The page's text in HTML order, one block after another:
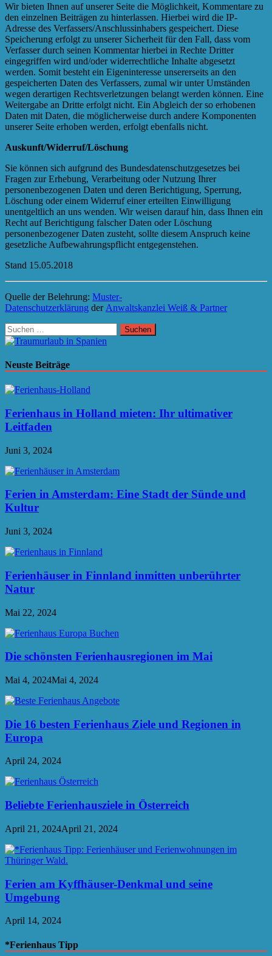
Wir bieten Ihnen auf unserer Seite die Möglichkeit, Kommentare zu
den einzelnen Beiträgen zu hinterlassen. Hierbei wird die IP-
Adresse des Verfassers/Anschlussinhabers gespeichert. Diese
Speicherung erfolgt zu unserer Sicherheit für den Fall, dass vom
Verfasser durch seinen Kommentar hierbei in Rechte Dritter
eingegriffen wird und/oder widerrechtliche Inhalte abgesetzt
werden. Somit besteht ein Eigeninteresse unsererseits an den
gespeicherten Daten des Verfassers, zumal wir unter Umständen
wegen derartigen Rechtsverletzungen belangt werden können. Eine
Weitergabe an Dritte erfolgt nicht. Ein Abgleich der so erhobenen
Daten mit Daten, die möglicherweise durch andere Komponenten
unserer Seite erhoben werden, erfolgt ebenfalls nicht.
Auskunft/Widerruf/Löschung
Sie können sich aufgrund des Bundesdatenschutzgesetzes bei
Fragen zur Erhebung, Verarbeitung oder Nutzung Ihrer
personenbezogenen Daten und deren Berichtigung, Sperrung,
Löschung oder einem Widerruf einer erteilten Einwilligung
unentgeltlich an uns wenden. Wir weisen darauf hin, dass Ihnen ein
Recht auf Berichtigung falscher Daten oder Löschung
personenbezogener Daten zusteht, sollte diesem Anspruch keine
gesetzliche Aufbewahrungspflicht entgegenstehen.
Stand 15.05.2018
Quelle der Belehrung: Muster-
Datenschutzerklärung der Anwaltskanzlei Weiß & Partner
Suchen
nach:
Neuste Beiträge
Ferienhaus in Holland mieten: Ihr ultimativer
Leitfaden
Juni 3, 2024
Ferien in Amsterdam: Eine Stadt der Sünde und
Kultur
Juni 3, 2024
Ferienhäuser in Finnland inmitten unberührter
Natur
Mai 22, 2024
Die schönsten Ferienhausregionen im Mai
Mai 4, 2024Mai 4, 2024
Die 16 besten Ferienhaus Ziele und Regionen in
Europa
April 24, 2024
Beliebte Ferienhausziele in Österreich
April 21, 2024April 21, 2024
Ferien am Kyffhäuser-Denkmal und seine
Umgebung
April 14, 2024
*Ferienhaus Tipp